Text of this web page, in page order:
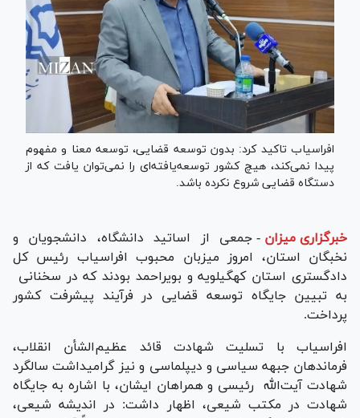
افراسیاب تاکید کرد: بدون توسعه قضایی، توسعه معنا و مفهوم
پیدا نمی‌کند، هیچ کشور توسعه‌یافته‌ای را نمی‌توان یافت که از
دستگاه قضایی شروع نکرده باشد.
خبرگزاری میزان - جمعی از اساتید دانشگاه، دانشجویان و
نخبگان استان، امروز میزبان محبوب افراسیاب رئیس کل
دادگستری استان کهگیلویه و بویراحمد بودند که در سخنانی
به تبیین جایگاه توسعه قضایی در فرآیند پیشرفت کشور
پرداخت.
افراسیاب با تسلیت شهادت قائد عظیم‌الشأن انقلاب،
فرماندهان جبهه سیاسی و دیپلماسی و نیز گرامیداشت سالگرد
شهادت آیت‌الله رئیسی و همراهان ایشان، با اشاره به جایگاه
شهادت در مکتب شیعی، اظهار داشت: در اندیشه شیعی،